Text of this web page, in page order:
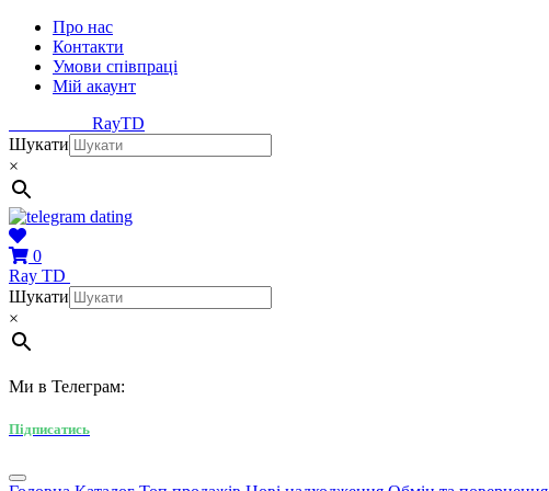
Про нас
Контакти
Умови співпраці
Мій акаунт
RayTD
Шукати
×
0
Ray TD
Шукати
×
Ми в Телеграм:
Підписатись